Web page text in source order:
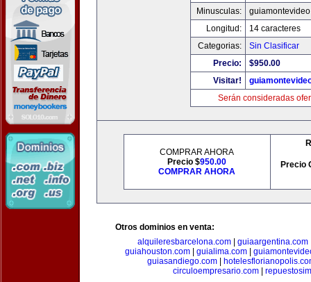
Minusculas:
Longitud:
14 caracteres
Categorias:
Sin Clasificar
Precio:
$950.00
Visitar!
Serán consideradas
COMPRAR AHORA
Precio $950.00
COMPRAR AHORA
Precio
Otros dominios en venta:
alquileresbarcelona.com| guiaargentina.com
guiahouston.com| guialima.com|
guiasandiego.com
circuloempresario.com